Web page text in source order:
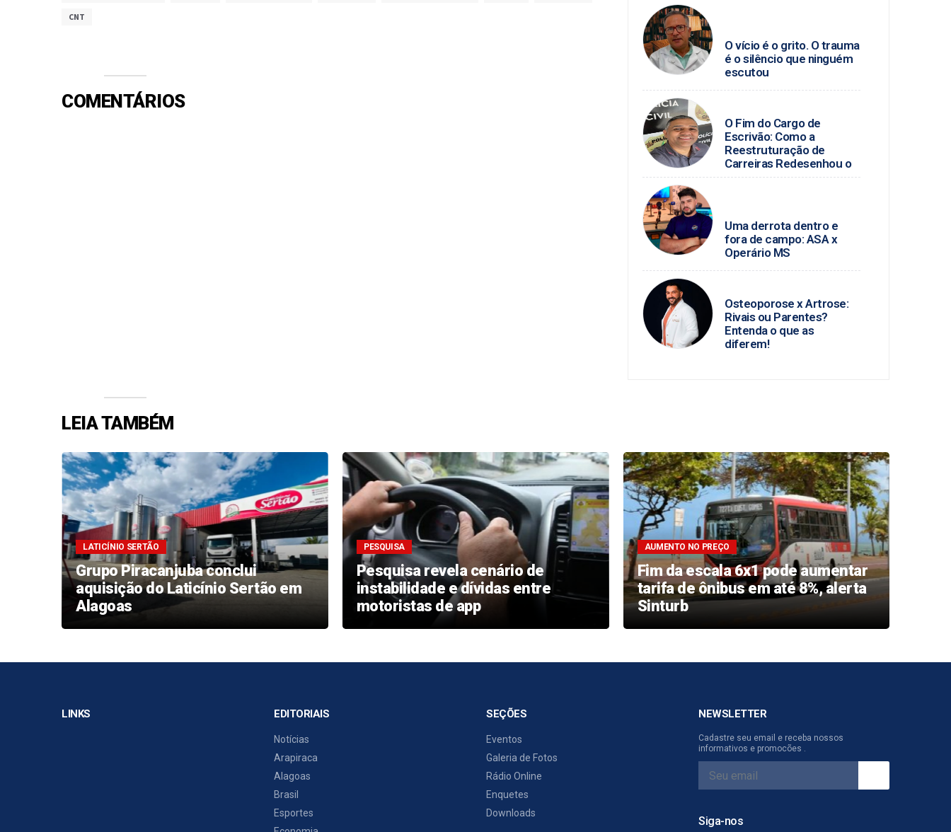
CNT
COMENTÁRIOS
O vício é o grito. O trauma
é o silêncio que ninguém
escutou
O Fim do Cargo de
Escrivão: Como a
Reestruturação de
Carreiras Redesenhou o
Judiciário e a Polícia Civil
Uma derrota dentro e
fora de campo: ASA x
Operário MS
Osteoporose x Artrose:
Rivais ou Parentes?
Entenda o que as
diferem!
LEIA TAMBÉM
LATICÍNIO SERTÃO
Grupo Piracanjuba conclui
aquisição do Laticínio Sertão em
Alagoas
PESQUISA
Pesquisa revela cenário de
instabilidade e dívidas entre
motoristas de app
AUMENTO NO PREÇO
Fim da escala 6x1 pode aumentar
tarifa de ônibus em até 8%, alerta
Sinturb
LINKS EDITORIAIS
Notícias
Arapiraca
Alagoas
Brasil
Esportes
SEÇÕES
Eventos
Galeria de Fotos
Rádio Online
Enquetes
Downloads
NEWSLETTER
Cadastre seu email e receba nossos
informativos e promocões .
Siga-nos